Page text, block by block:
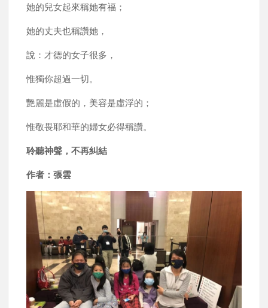
她的兒女起來稱她有福；
她的丈夫也稱讚她，
說：才德的女子很多，
惟獨你超過一切。
艷麗是虛假的，美容是虛浮的；
惟敬畏耶和華的婦女必得稱讚。
聆聽神聲，不再糾結
作者：張雲